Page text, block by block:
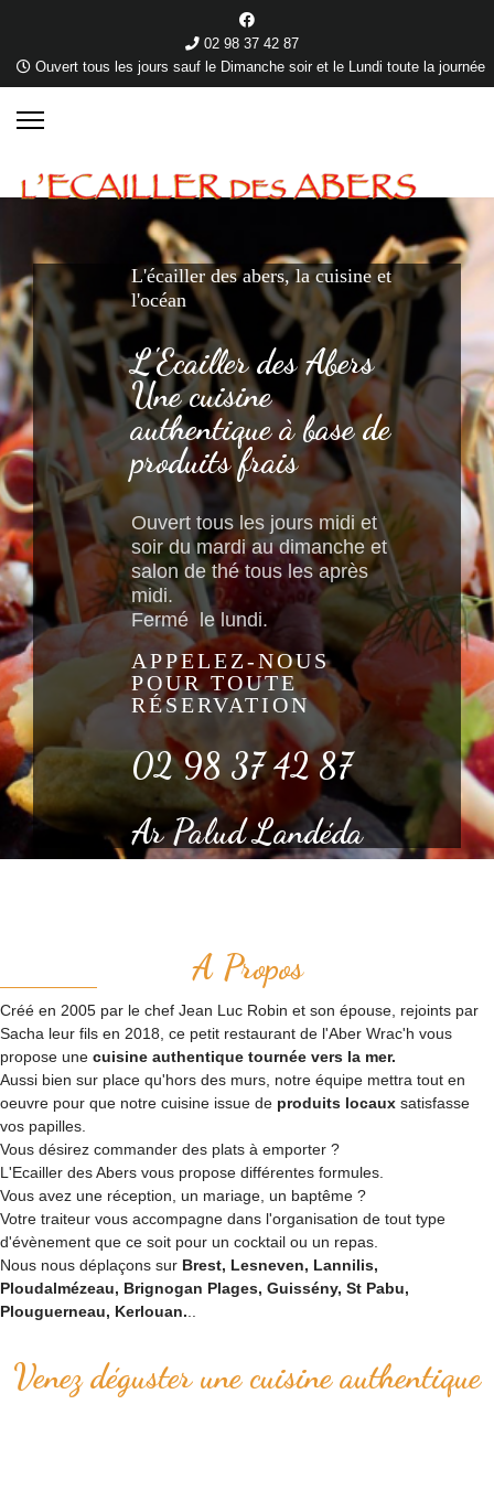
02 98 37 42 87
Ouvert tous les jours sauf le Dimanche soir et le Lundi toute la journée
L'écailler des abers, la cuisine et
l'océan
L'Ecailler des Abers
Une cuisine
authentique à base de
produits frais
Ouvert tous les jours midi et
soir du mardi au dimanche et
salon de thé tous les après
midi.
Fermé le lundi.
APPELEZ-NOUS
POUR TOUTE
RÉSERVATION
02 98 37 42 87
Ar Palud Landéda
A Propos
Créé en 2005 par le chef Jean Luc Robin et son épouse, rejoints par
Sacha leur fils en 2018, ce petit restaurant de l'Aber Wrac'h vous
propose une cuisine authentique tournée vers la mer.
Aussi bien sur place qu'hors des murs, notre équipe mettra tout en
oeuvre pour que notre cuisine issue de produits locaux satisfasse
vos papilles.
Vous désirez commander des plats à emporter ?
L'Ecailler des Abers vous propose différentes formules.
Vous avez une réception, un mariage, un baptême ?
Votre traiteur vous accompagne dans l'organisation de tout type
d'évènement que ce soit pour un cocktail ou un repas.
Nous nous déplaçons sur Brest, Lesneven, Lannilis,
Ploudalmézeau, Brignogan Plages, Guissény, St Pabu,
Plouguerneau, Kerlouan.
Venez déguster une cuisine authentique